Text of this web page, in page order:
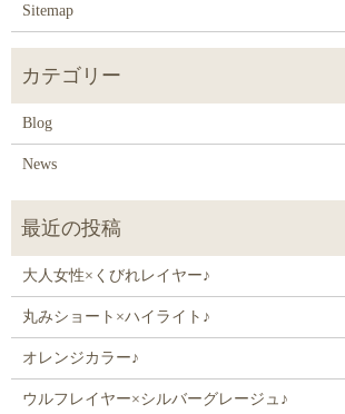
Sitemap
Blog
News
大人女性×くびれレイヤー♪
丸みショート×ハイライト♪
オレンジカラー♪
ウルフレイヤー×シルバーグレージュ♪